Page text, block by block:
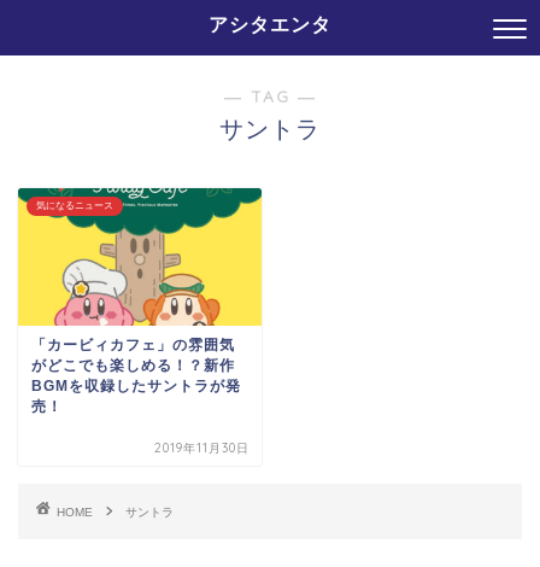
アシタエンタ
― TAG ―
サントラ
気になるニュース
「カービィカフェ」の雰囲気
がどこでも楽しめる！？新作
BGMを収録したサントラが発
売！
2019年11月30日
HOME サントラ